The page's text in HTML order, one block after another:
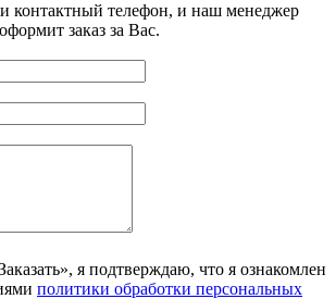
контактный телефон, и наш менеджер
заказ за Вас.
я подтверждаю, что я ознакомлен
политики обработки персональных